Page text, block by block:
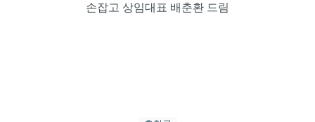
손잡고 상임대표 배춘환 드림